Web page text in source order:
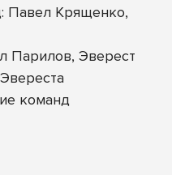
Павел Крященко,
Парилов, Эверест
команд